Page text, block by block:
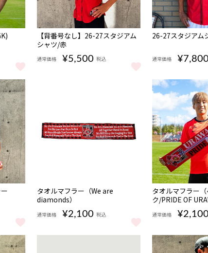
をもっと見る
NEW
【背番号なし】26-27スタジアム
シャツ/赤
通常価格 ¥5,500 税込
【背番号なし】26-27スタジアムシャツ/赤 をもっと見る
NEW
26-27スタジアム
通常価格 ¥7,800
26-27スタジアム
をもっと見る
NEW
タオルマフラー（We are
diamonds）
通常価格 ¥2,100 税込
タオルマフラー（We are diamonds） をもっと見る
NEW
タオルマフラー
ク/PRIDE OF
通常価格 ¥2,100
タオルマフラー